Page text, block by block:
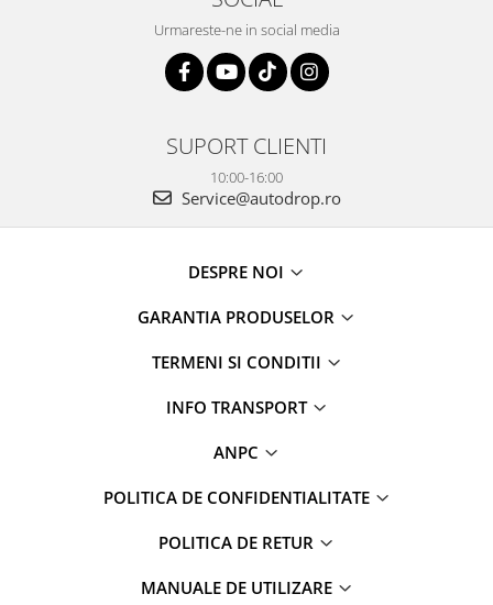
Urmareste-ne in social media
SUPORT CLIENTI
10:00-16:00
Service@autodrop.ro
DESPRE NOI
GARANTIA PRODUSELOR
TERMENI SI CONDITII
INFO TRANSPORT
ANPC
POLITICA DE CONFIDENTIALITATE
POLITICA DE RETUR
MANUALE DE UTILIZARE